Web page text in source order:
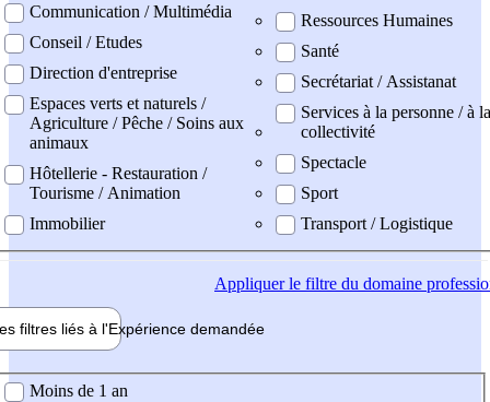
Communication / Multimédia
Conseil / Etudes
Direction d'entreprise
Espaces verts et naturels /
Agriculture / Pêche / Soins aux
animaux
Hôtellerie - Restauration /
Tourisme / Animation
Immobilier
Ressources Humaines
Santé
Secrétariat / Assistanat
Services à la personne / à la
collectivité
Spectacle
Sport
Transport / Logistique
Appliquerle filtre du domaine
filtres liés à l'Expérience demandée
demandée
Moins de 1 an